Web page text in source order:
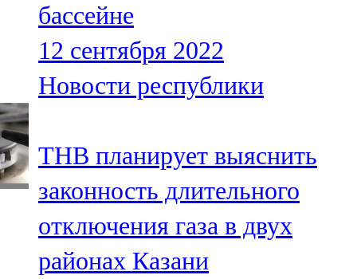
бассейне
12 сентября 2022
Новости республики
ТНВ планирует выяснить
законность длительного
отключения газа в двух
районах Казани